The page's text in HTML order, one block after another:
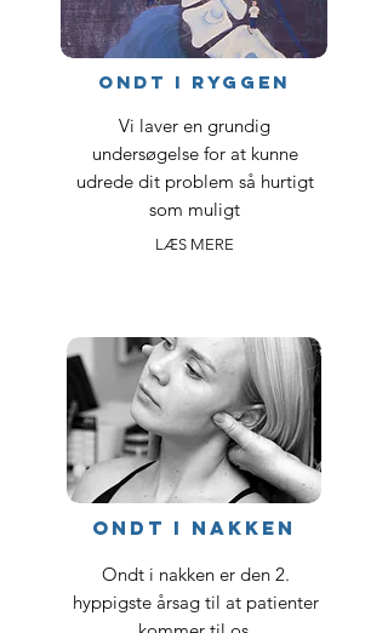
Ondt i ryggen
Vi laver en grundig
undersøgelse for at kunne
udrede dit problem så hurtigt
som muligt
LÆS MERE
ondt i nakken
Ondt i nakken er den 2.
hyppigste årsag til at patienter